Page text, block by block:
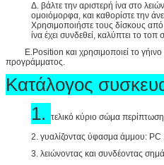
Δ. βάλτε την αριστερή ίνα στο
ομοιόμορφα, και καθορίστε την
Χρησιμοποιήστε τους δίσκους
ίνα έχει συνδεθεί, καλύπτει το τοπ
E.Position και χρησιμοποιεί το γήινο
προγράμματος.
Κατάλογος
1.
τελικό κύριο σώμα
2. γυαλίζοντας ύφασμα άμμου: PC
3. λειώνοντας και συνδέοντας